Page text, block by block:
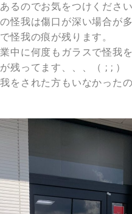
るのでお気をつけください
怪我は傷口が深い場合が
怪我の痕が残ります。
中に何度もガラスで怪我を
残ってます、、、（ ; ; ）
をされた方もいなかった